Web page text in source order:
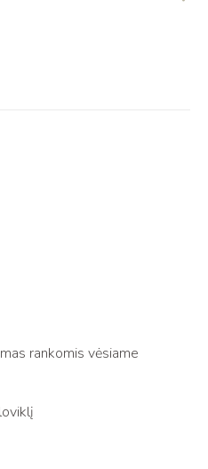
rankomis vėsiame